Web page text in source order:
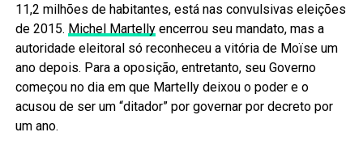
11,2 milhões de habitantes, está nas convulsivas eleições
de 2015. Michel Martellyencerrou seu mandato, mas a
autoridade eleitoral só reconheceu a vitória de Moïse um
ano depois. Para a oposição, entretanto, seu Governo
começou no dia em que Martelly deixou o poder e o
acusou de ser um “ditador” por governar por decreto por
um ano.